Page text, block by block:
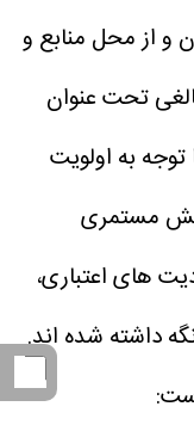
و از محل منابع و
تحت عنوان
کرده است. در سال ۱۴۰۵، با توجه به اولویت
مستمری
های اعتباری،
داشته شده اند.